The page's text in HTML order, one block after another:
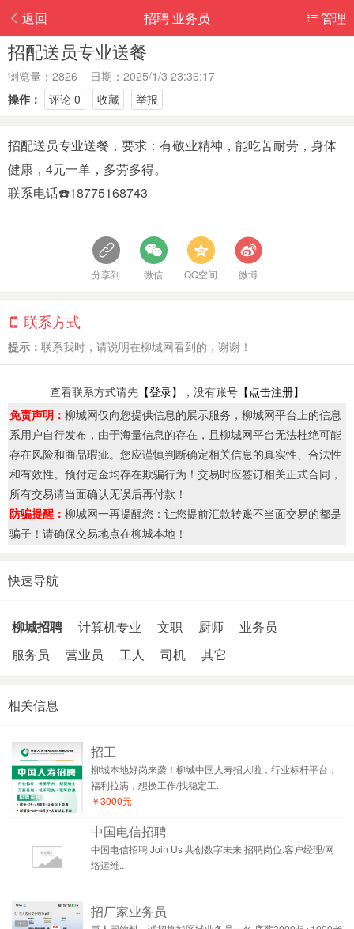
返回 管理
招聘 业务员
招配送员专业送餐
浏览量：2826 日期：2025/1/3 23:36:17
操作：
评论 0 收藏 举报
招配送员专业送餐，要求：有敬业精神，能吃苦耐劳，身体
健康，4元一单，多劳多得。
联系电话☎️18775168743
分享到 微信 QQ空间 微博
联系方式
提示： 联系我时，请说明在柳城网看到的，谢谢！
查看联系方式请先 【登录】 ，没有账号 【点击注册】
免责声明： 柳城网仅向您提供信息的展示服务，柳城网平台上的信息
系用户自行发布，由于海量信息的存在，且柳城网平台无法杜绝可能
存在风险和商品瑕疵。您应谨慎判断确定相关信息的真实性、合法性
和有效性。预付定金均存在欺骗行为！交易时应签订相关正式合同，
所有交易请当面确认无误后再付款！
防骗提醒： 柳城网一再提醒您：让您提前汇款转账不当面交易的都是
骗子！请确保交易地点在柳城本地！
快速导航
柳城招聘 计算机专业 文职 厨师
业务员
服务员
营业员 工人 司机 其它
相关信息
招工
柳城本地好岗来袭！柳城中国人寿招人啦，行业标杆平台，
福利拉满，想换工作/找稳定工..
￥3000元
中国电信招聘
中国电信招聘 Join Us 共创数字未来 招聘岗位:客户经理/网
络运维..
招厂家业务员